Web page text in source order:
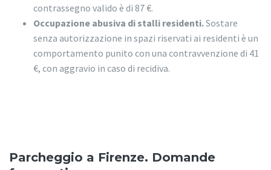
contrassegno valido è di 87 €.
Occupazione abusiva di stalli residenti.Sostare
senza autorizzazione in spazi riservati ai residenti è un
comportamento punito con una contravvenzione di 41
€, con aggravio in caso di recidiva.
Parcheggio a Firenze. Domande